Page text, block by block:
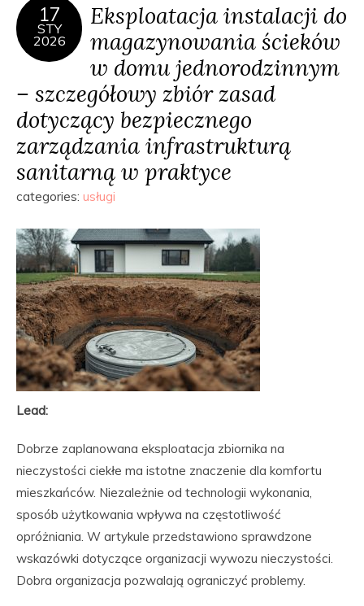
17
STY
2026
Eksploatacja instalacji do
magazynowania ścieków
w domu jednorodzinnym
– szczegółowy zbiór zasad
dotyczący bezpiecznego
zarządzania infrastrukturą
sanitarną w praktyce
categories: usługi
Lead:
Dobrze zaplanowana eksploatacja zbiornika na
nieczystości ciekłe ma istotne znaczenie dla komfortu
mieszkańców. Niezależnie od technologii wykonania,
sposób użytkowania wpływa na częstotliwość
opróżniania. W artykule przedstawiono sprawdzone
wskazówki dotyczące organizacji wywozu nieczystości.
Dobra organizacja pozwalają ograniczyć problemy.